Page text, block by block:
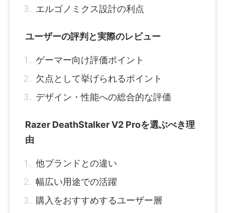
エルゴノミクス設計の利点
ユーザーの評判と実際のレビュー
ゲーマー向け評価ポイント
欠点として挙げられるポイント
デザイン・性能への総合的な評価
Razer DeathStalker V2 Proを選ぶべき理
由
他ブランドとの違い
幅広い用途での活躍
購入をおすすめするユーザー層